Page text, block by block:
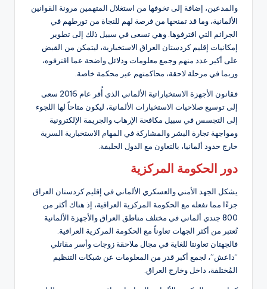
والمدعين، إضافة إلى تخوفها من استغلال المتهمين مرونة القوانين
الألمانية، وما قد تمنحها من فرصة لهم للنجاة من تورطهم في
الجرائم التي اقترفوها. وهي تسعى في سبيل ذلك إلى تطوير
إمكانيات إقليم كردستان العراق الاستخبارية، ليتمكن من القبض
على أكبر عدد منهم وجمع معلومات ودلائل واضحة عما اقترفوه،
وربما في مرحلة لاحقة، محاكمتهم عبر محكمة خاصة.
فقانون الأجهزة الاستخباراتية الألماني الذي أُقر عام 2016 سعى
إلى توسيع صلاحيات الاستخبارات الألمانية، ليكون متاحاً لها اللجوء
إلى التجسس في سبيل مكافحة الإرهاب والجريمة الإلكترونية
ومواجهة تجارة البشر والمشاركة في المهام الاستخبارية السرية
خارج حدود ألمانيا، بالتعاون مع الدول الحليفة.
دور الحكومة المركزية
يشكل الجهد الأمني والعسكري الألماني في إقليم كردستان العراق
جزءًا مما تفعله مع الحكومة المركزية العراقية، إذ هناك أكثر من
800 جندي ألماني في مختلف مناطق العراق والأجهزة الألمانية
تُعتبر من أكثر الجهات تعاوناً مع الحكومة المركزية العراقية.
فالجهتان تعاونتا للغاية في مجال ملاحقة زوجات وأسر مقاتلي
“داعش”، لجمع أكبر قدر من المعلومات عن شبكات التنظيم
المُختلفة، داخل وخارج العراق.